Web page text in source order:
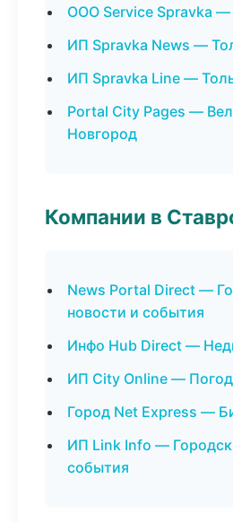
ООО Service Spravka —
ИП Spravka News —
ИП Spravka Line —
Portal City Pages —
Новгород
Компании в
News Portal Direct —
новости и события
Инфо Hub Direct —
ИП City Online —
Город Net Express —
ИП Link Info —
события